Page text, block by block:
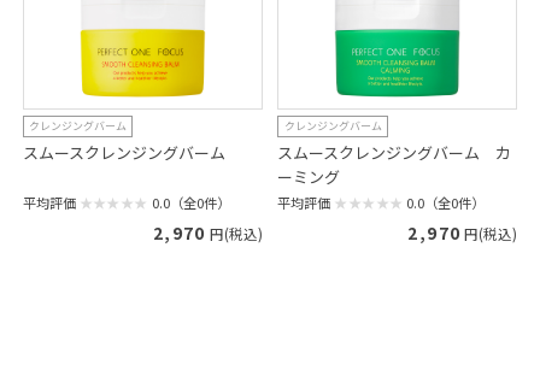
クレンジングバーム
スムースクレンジングバーム
平均評価 0.0（全0件）
2,970 円(税込)
クレンジングバーム
スムースクレンジングバーム カ
ーミング
平均評価 0.0（全0件）
2,970 円(税込)